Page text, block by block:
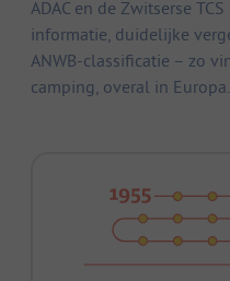
ADAC en de Zwitserse
informatie, duidelijke
ANWB-classificatie – zo
camping, overal in Europa.